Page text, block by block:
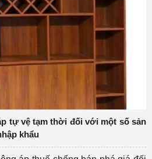
tự vệ tạm thời đối với một số sản
khẩu